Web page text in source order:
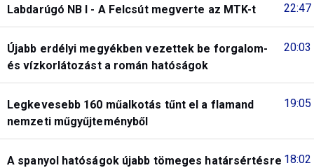
22:47
Labdarúgó NB I - A Felcsút megverte az MTK-t
20:03
Újabb erdélyi megyékben vezettek be forgalom-
és vízkorlátozást a román hatóságok
19:05
Legkevesebb 160 műalkotás tűnt el a flamand
nemzeti műgyűjteményből
18:02
A spanyol hatóságok újabb tömeges határsértésre